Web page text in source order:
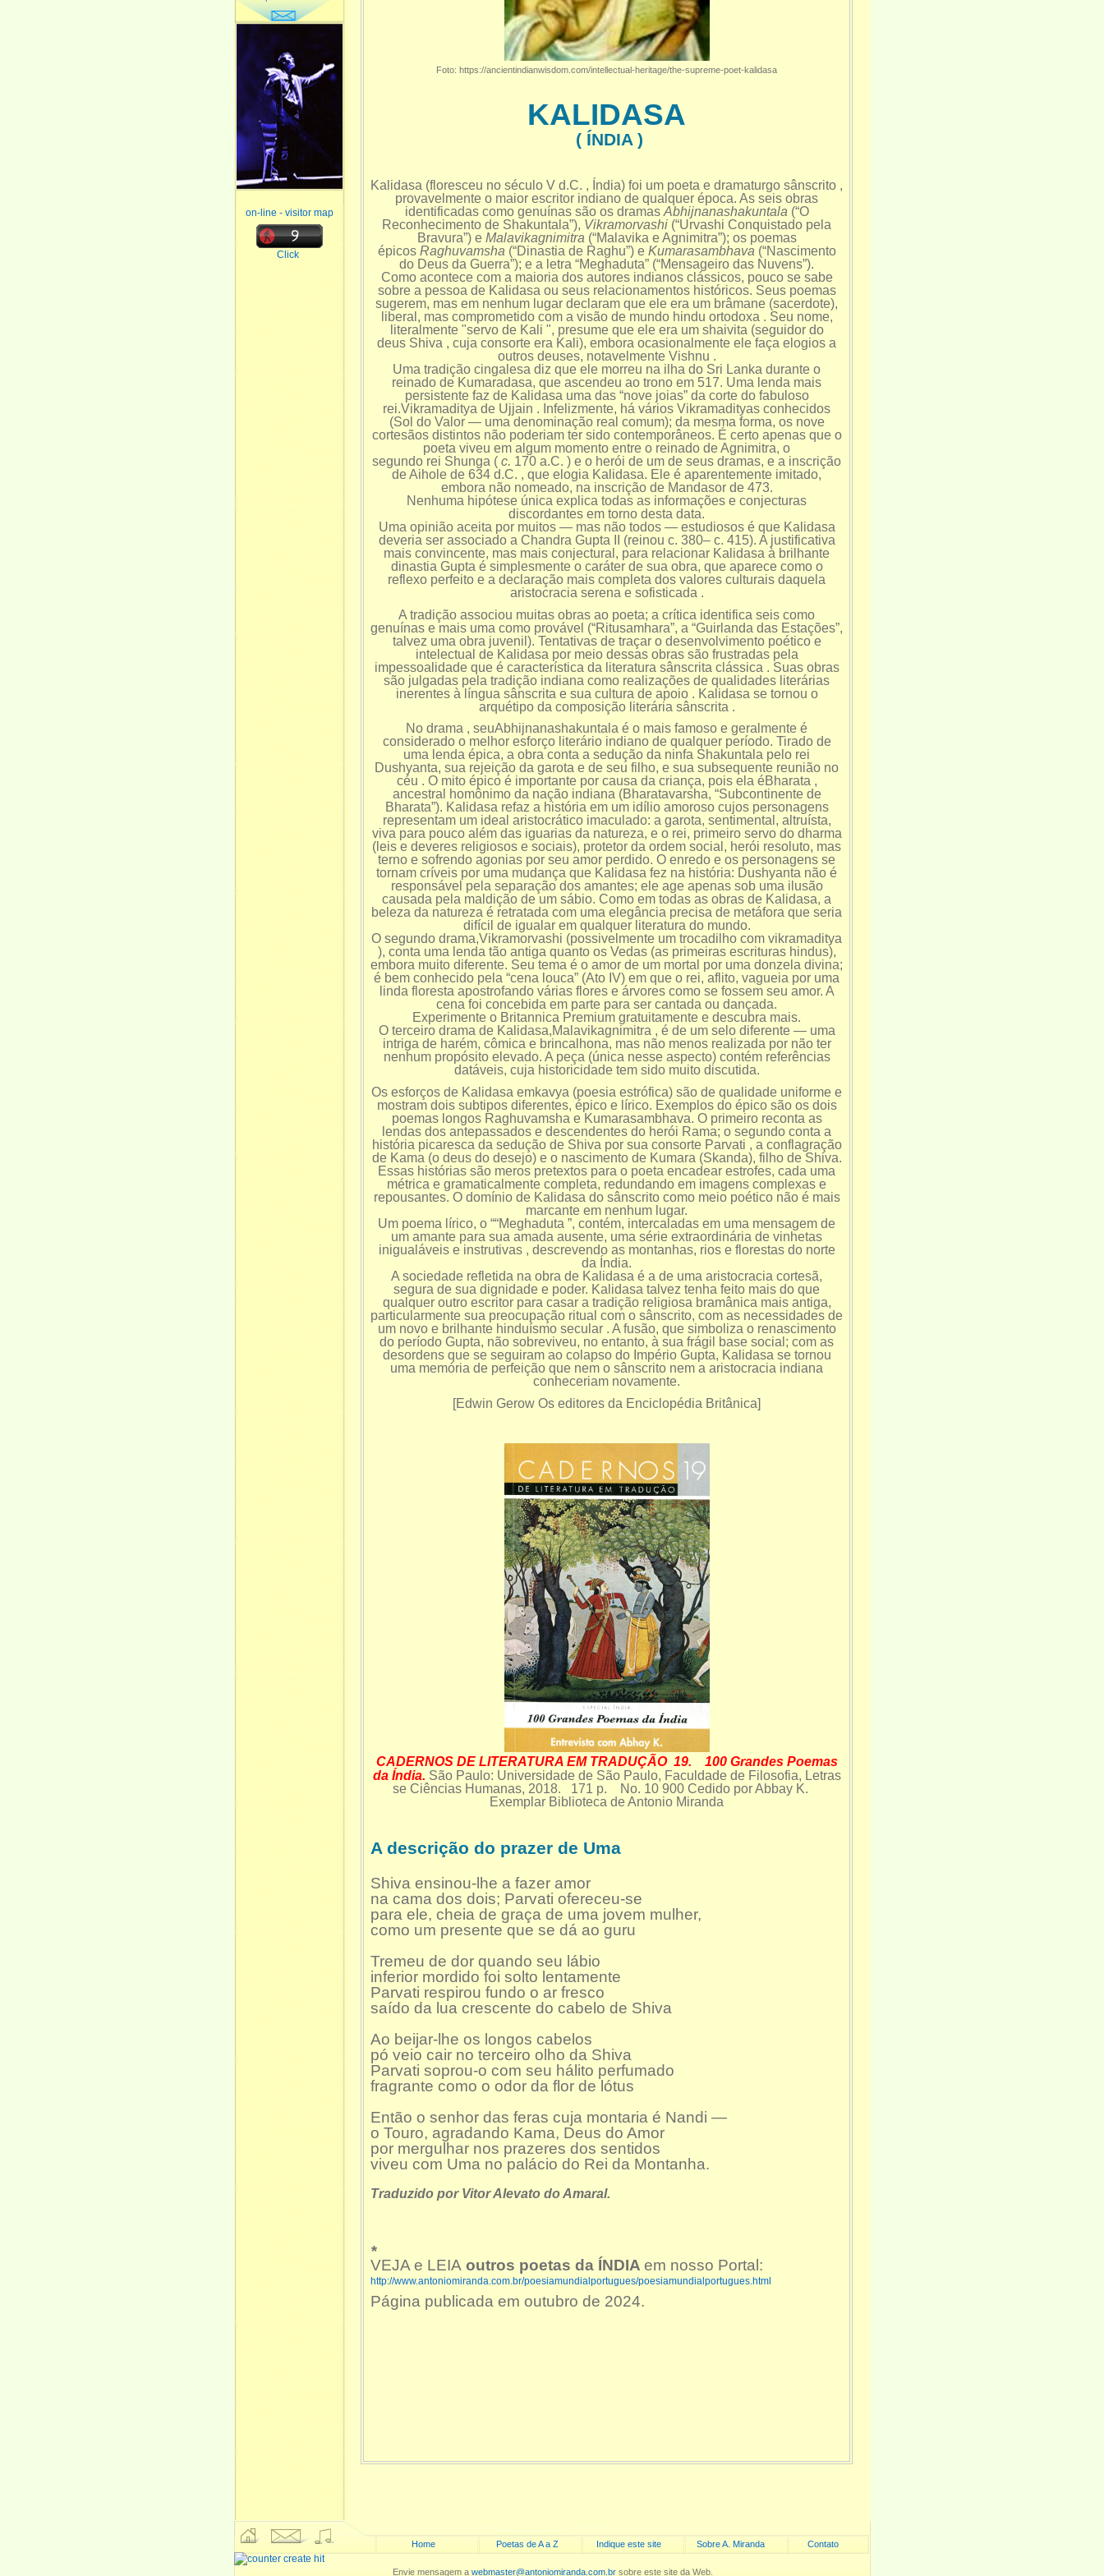
on-line - visitor map
Click
Foto: https://ancientindianwisdom.com/intellectual-heritage/the-supreme-poet-kalidasa
KALIDASA
( ÍNDIA )
Kalidasa (floresceu no século V d.C. , Índia) foi um poeta e dramaturgo sânscrito ,
provavelmente o maior escritor indiano de qualquer época. As seis obras
identificadas como genuínas são os dramas Abhijnanashakuntala (“O
Reconhecimento de Shakuntala”), Vikramorvashi (“Urvashi Conquistado pela
Bravura”) e Malavikagnimitra (“Malavika e Agnimitra”); os poemas
épicos Raghuvamsha (“Dinastia de Raghu”) e Kumarasambhava (“Nascimento
do Deus da Guerra”); e a letra “Meghaduta” (“Mensageiro das Nuvens”).
Como acontece com a maioria dos autores indianos clássicos, pouco se sabe
sobre a pessoa de Kalidasa ou seus relacionamentos históricos. Seus poemas
sugerem, mas em nenhum lugar declaram que ele era um brâmane (sacerdote),
liberal, mas comprometido com a visão de mundo hindu ortodoxa . Seu nome,
literalmente "servo de Kali ", presume que ele era um shaivita (seguidor do
deus Shiva , cuja consorte era Kali), embora ocasionalmente ele faça elogios a
outros deuses, notavelmente Vishnu .
Uma tradição cingalesa diz que ele morreu na ilha do Sri Lanka durante o
reinado de Kumaradasa, que ascendeu ao trono em 517. Uma lenda mais
persistente faz de Kalidasa uma das “nove joias” da corte do fabuloso
rei.Vikramaditya de Ujjain . Infelizmente, há vários Vikramadityas conhecidos
(Sol do Valor — uma denominação real comum); da mesma forma, os nove
cortesãos distintos não poderiam ter sido contemporâneos. É certo apenas que o
poeta viveu em algum momento entre o reinado de Agnimitra, o
segundo rei Shunga ( c. 170 a.C. ) e o herói de um de seus dramas, e a inscrição
de Aihole de 634 d.C. , que elogia Kalidasa. Ele é aparentemente imitado,
embora não nomeado, na inscrição de Mandasor de 473.
Nenhuma hipótese única explica todas as informações e conjecturas
discordantes em torno desta data.
Uma opinião aceita por muitos — mas não todos — estudiosos é que Kalidasa
deveria ser associado a Chandra Gupta II (reinou c. 380– c. 415). A justificativa
mais convincente, mas mais conjectural, para relacionar Kalidasa à brilhante
dinastia Gupta é simplesmente o caráter de sua obra, que aparece como o
reflexo perfeito e a declaração mais completa dos valores culturais daquela
aristocracia serena e sofisticada .
A tradição associou muitas obras ao poeta; a crítica identifica seis como
genuínas e mais uma como provável (“Ritusamhara”, a “Guirlanda das Estações”,
talvez uma obra juvenil). Tentativas de traçar o desenvolvimento poético e
intelectual de Kalidasa por meio dessas obras são frustradas pela
impessoalidade que é característica da literatura sânscrita clássica . Suas obras
são julgadas pela tradição indiana como realizações de qualidades literárias
inerentes à língua sânscrita e sua cultura de apoio . Kalidasa se tornou o
arquétipo da composição literária sânscrita .
No drama , seuAbhijnanashakuntala é o mais famoso e geralmente é
considerado o melhor esforço literário indiano de qualquer período. Tirado de
uma lenda épica, a obra conta a sedução da ninfa Shakuntala pelo rei
Dushyanta, sua rejeição da garota e de seu filho, e sua subsequente reunião no
céu . O mito épico é importante por causa da criança, pois ela éBharata ,
ancestral homônimo da nação indiana (Bharatavarsha, “Subcontinente de
Bharata”). Kalidasa refaz a história em um idílio amoroso cujos personagens
representam um ideal aristocrático imaculado: a garota, sentimental, altruísta,
viva para pouco além das iguarias da natureza, e o rei, primeiro servo do dharma
(leis e deveres religiosos e sociais), protetor da ordem social, herói resoluto, mas
terno e sofrendo agonias por seu amor perdido. O enredo e os personagens se
tornam críveis por uma mudança que Kalidasa fez na história: Dushyanta não é
responsável pela separação dos amantes; ele age apenas sob uma ilusão
causada pela maldição de um sábio. Como em todas as obras de Kalidasa, a
beleza da natureza é retratada com uma elegância precisa de metáfora que seria
difícil de igualar em qualquer literatura do mundo.
O segundo drama,Vikramorvashi (possivelmente um trocadilho com vikramaditya
), conta uma lenda tão antiga quanto os Vedas (as primeiras escrituras hindus),
embora muito diferente. Seu tema é o amor de um mortal por uma donzela divina;
é bem conhecido pela “cena louca” (Ato IV) em que o rei, aflito, vagueia por uma
linda floresta apostrofando várias flores e árvores como se fossem seu amor. A
cena foi concebida em parte para ser cantada ou dançada.
Experimente o Britannica Premium gratuitamente e descubra mais.
O terceiro drama de Kalidasa,Malavikagnimitra , é de um selo diferente — uma
intriga de harém, cômica e brincalhona, mas não menos realizada por não ter
nenhum propósito elevado. A peça (única nesse aspecto) contém referências
datáveis, cuja historicidade tem sido muito discutida.
Os esforços de Kalidasa emkavya (poesia estrófica) são de qualidade uniforme e
mostram dois subtipos diferentes, épico e lírico. Exemplos do épico são os dois
poemas longos Raghuvamsha e Kumarasambhava. O primeiro reconta as
lendas dos antepassados e descendentes do herói Rama; o segundo conta a
história picaresca da sedução de Shiva por sua consorte Parvati , a conflagração
de Kama (o deus do desejo) e o nascimento de Kumara (Skanda), filho de Shiva.
Essas histórias são meros pretextos para o poeta encadear estrofes, cada uma
métrica e gramaticalmente completa, redundando em imagens complexas e
repousantes. O domínio de Kalidasa do sânscrito como meio poético não é mais
marcante em nenhum lugar.
Um poema lírico, o ““Meghaduta ”, contém, intercaladas em uma mensagem de
um amante para sua amada ausente, uma série extraordinária de vinhetas
inigualáveis e instrutivas , descrevendo as montanhas, rios e florestas do norte
da Índia.
A sociedade refletida na obra de Kalidasa é a de uma aristocracia cortesã,
segura de sua dignidade e poder. Kalidasa talvez tenha feito mais do que
qualquer outro escritor para casar a tradição religiosa bramânica mais antiga,
particularmente sua preocupação ritual com o sânscrito, com as necessidades de
um novo e brilhante hinduísmo secular . A fusão, que simboliza o renascimento
do período Gupta, não sobreviveu, no entanto, à sua frágil base social; com as
desordens que se seguiram ao colapso do Império Gupta, Kalidasa se tornou
uma memória de perfeição que nem o sânscrito nem a aristocracia indiana
conheceriam novamente.
[Edwin Gerow Os editores da Enciclopédia Britânica]
CADERNOS DE LITERATURA EM TRADUÇÃO 19. 100 Grandes Poemas
da Índia. São Paulo: Universidade de São Paulo, Faculdade de Filosofia, Letras
se Ciências Humanas, 2018. 171 p. No. 10 900 Cedido por Abbay K.
Exemplar Biblioteca de Antonio Miranda
A descrição do prazer de Uma
Shiva ensinou-lhe a fazer amor
na cama dos dois; Parvati ofereceu-se
para ele, cheia de graça de uma jovem mulher,
como um presente que se dá ao guru
Tremeu de dor quando seu lábio
inferior mordido foi solto lentamente
Parvati respirou fundo o ar fresco
saído da lua crescente do cabelo de Shiva
Ao beijar-lhe os longos cabelos
pó veio cair no terceiro olho da Shiva
Parvati soprou-o com seu hálito perfumado
fragrante como o odor da flor de lótus
Então o senhor das feras cuja montaria é Nandi —
o Touro, agradando Kama, Deus do Amor
por mergulhar nos prazeres dos sentidos
viveu com Uma no palácio do Rei da Montanha.
Traduzido por Vitor Alevato do Amaral.
*
VEJA e LEIA outros poetas da ÍNDIA em nosso Portal:
http://www.antoniomiranda.com.br/poesiamundialportugues/poesiamundialportugues.html
Página publicada em outubro de 2024.
Home Poetas de A a Z Indique este site Sobre A. Miranda Contato
Envie mensagem a webmaster@antoniomiranda.com.brsobre este site da Web.